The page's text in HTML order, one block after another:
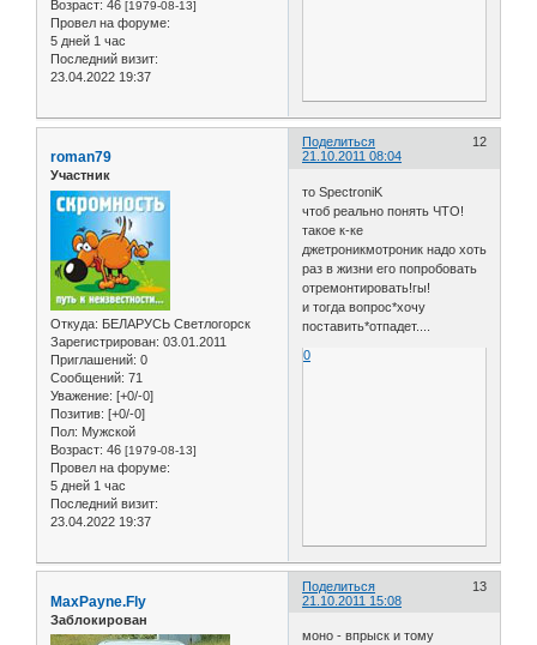
Возраст: 46 [1979-08-13]
Провел на форуме:
5 дней 1 час
Последний визит:
23.04.2022 19:37
Поделиться
12
21.10.2011 08:04
roman79
Участник
Откуда: БЕЛАРУСЬ Светлогорск
Зарегистрирован: 03.01.2011
Приглашений: 0
Сообщений: 71
Уважение: [+0/-0]
Позитив: [+0/-0]
Пол: Мужской
Возраст: 46 [1979-08-13]
Провел на форуме:
5 дней 1 час
Последний визит:
23.04.2022 19:37
то SpectroniK
чтоб реально понять ЧТО!
такое к-ке
джетроникмотроник надо хоть
раз в жизни его попробовать
отремонтировать!гы!
и тогда вопрос*хочу
поставить*отпадет....
0
Поделиться
13
21.10.2011 15:08
MaxPayne.Fly
Заблокирован
моно - впрыск и тому